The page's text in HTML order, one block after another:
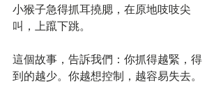
小猴子急得抓耳撓腮，在原地吱吱尖
叫，上躥下跳。
這個故事，告訴我們：你抓得越緊，得
到的越少。你越想控制，越容易失去。